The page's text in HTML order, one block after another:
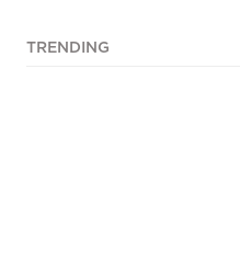
TRENDING